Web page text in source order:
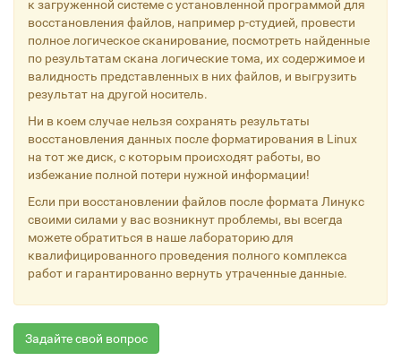
к загруженной системе с установленной программой для
восстановления файлов, например р-студией, провести
полное логическое сканирование, посмотреть найденные
по результатам скана логические тома, их содержимое и
валидность представленных в них файлов, и выгрузить
результат на другой носитель.
Ни в коем случае нельзя сохранять результаты
восстановления данных после форматирования в Linux
на тот же диск, с которым происходят работы, во
избежание полной потери нужной информации!
Если при восстановлении файлов после формата Линукс
своими силами у вас возникнут проблемы, вы всегда
можете обратиться в наше лабораторию для
квалифицированного проведения полного комплекса
работ и гарантированно вернуть утраченные данные.
Задайте свой вопрос